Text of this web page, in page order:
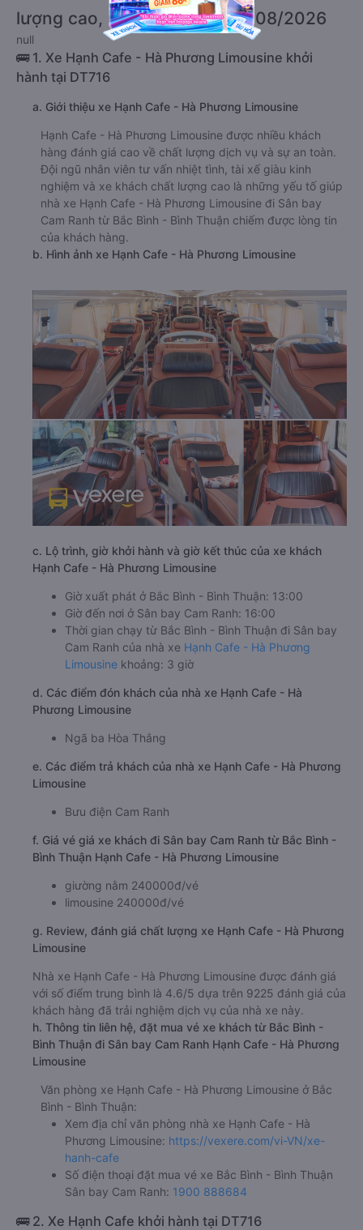
lượng cao, uy tín, giá rẻ nhất 08/2026
null
🚌 1. Xe Hạnh Cafe - Hà Phương Limousine khởi
hành tại DT716
a. Giới thiệu xe Hạnh Cafe - Hà Phương Limousine
Hạnh Cafe - Hà Phương Limousine được nhiều khách
hàng đánh giá cao về chất lượng dịch vụ và sự an toàn.
Đội ngũ nhân viên tư vấn nhiệt tình, tài xế giàu kinh
nghiệm và xe khách chất lượng cao là những yếu tố giúp
nhà xe Hạnh Cafe - Hà Phương Limousine đi Sân bay
Cam Ranh từ Bắc Bình - Bình Thuận chiếm được lòng tin
của khách hàng.
b. Hình ảnh xe Hạnh Cafe - Hà Phương Limousine
c. Lộ trình, giờ khởi hành và giờ kết thúc của xe khách
Hạnh Cafe - Hà Phương Limousine
Giờ xuất phát ở Bắc Bình - Bình Thuận: 13:00
Giờ đến nơi ở Sân bay Cam Ranh: 16:00
Thời gian chạy từ Bắc Bình - Bình Thuận đi Sân bay
Cam Ranh của nhà xe Hạnh Cafe - Hà Phương
Limousine khoảng: 3 giờ
d. Các điểm đón khách của nhà xe Hạnh Cafe - Hà
Phương Limousine
Ngã ba Hòa Thắng
e. Các điểm trả khách của nhà xe Hạnh Cafe - Hà Phương
Limousine
Bưu điện Cam Ranh
f. Giá vé giá xe khách đi Sân bay Cam Ranh từ Bắc Bình -
Bình Thuận Hạnh Cafe - Hà Phương Limousine
giường nằm 240000đ/vé
limousine 240000đ/vé
g. Review, đánh giá chất lượng xe Hạnh Cafe - Hà Phương
Limousine
Nhà xe Hạnh Cafe - Hà Phương Limousine được đánh giá
với số điểm trung bình là 4.6/5 dựa trên 9225 đánh giá của
khách hàng đã trải nghiệm dịch vụ của nhà xe này.
h. Thông tin liên hệ, đặt mua vé xe khách từ Bắc Bình -
Bình Thuận đi Sân bay Cam Ranh Hạnh Cafe - Hà Phương
Limousine
Văn phòng xe Hạnh Cafe - Hà Phương Limousine ở Bắc
Bình - Bình Thuận:
Xem địa chỉ văn phòng nhà xe Hạnh Cafe - Hà
Phương Limousine: https://vexere.com/vi-VN/xe-
hanh-cafe
Số điện thoại đặt mua vé xe Bắc Bình - Bình Thuận
Sân bay Cam Ranh: 1900 888684
🚌 2. Xe Hạnh Cafe khởi hành tại DT716